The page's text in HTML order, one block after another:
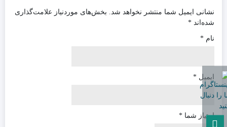
نشانی ایمیل شما منتشر نخواهد شد. بخش‌های موردنیاز علامت‌گذاری
شده‌اند *
نام *
ایمیل *
امتیاز شما *